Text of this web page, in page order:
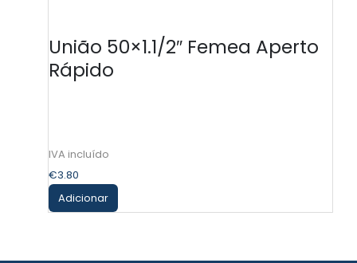
União 50×1.1/2″ Femea Aperto
Rápido
€3.80
Adicionar